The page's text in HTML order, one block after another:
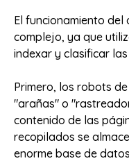
El funcionamiento
complejo, ya que
indexar y clasificar las
Primero, los robots
"arañas" o
contenido de las
recopilados se
enorme base de